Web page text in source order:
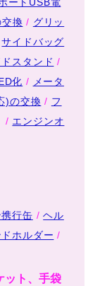
ートUSB電
換 / グリッ
サイドバッグ
スタンド /
化 / メータ
)の交換 / フ
/ エンジンオ
行缶 /ヘル
ホルダー /
ット、手袋